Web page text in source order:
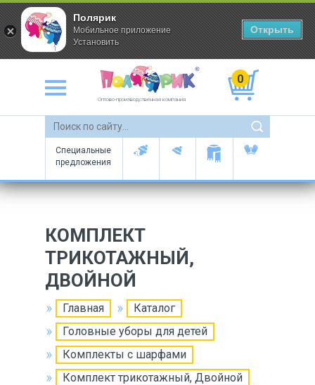
Оптово-производственная компания
0
Специальные
предложения
КОМПЛЕКТ
ТРИКОТАЖНЫЙ,
ДВОЙНОЙ
Главная
Каталог
Головные уборы для детей
Комплекты с шарфами
Комплект трикотажный, Двойной
Полярик
Мобильное приложение
Установить
Открыть